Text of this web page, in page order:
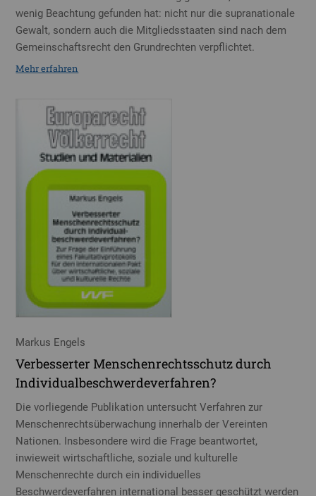
wenig Beachtung gefunden hat: nicht nur die supranationale
Gewalt, sondern auch die Mitgliedsstaaten sind nach dem
Gemeinschaftsrecht den Grundrechten verpflichtet.
Mehr erfahren
Markus Engels
Verbesserter Menschenrechtsschutz durch
Individualbeschwerdeverfahren?
Die vorliegende Publikation untersucht Verfahren zur
Menschenrechtsüberwachung innerhalb der Vereinten
Nationen. Insbesondere wird die Frage beantwortet,
inwieweit wirtschaftliche, soziale und kulturelle
Menschenrechte durch ein individuelles
Beschwerdeverfahren international besser geschützt werden